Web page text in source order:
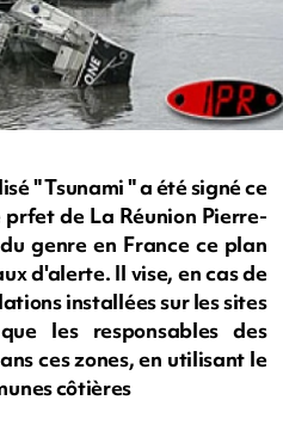
" Tsunami " a été signé ce
de La Réunion Pierre-
genre en France ce plan
d'alerte. Il vise, en cas de
installées sur les sites
les responsables des
ces zones, en utilisant le
côtières